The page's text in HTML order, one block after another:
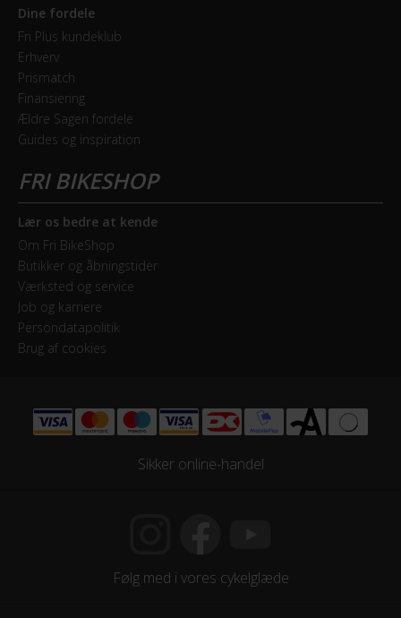
Dine fordele
Fri Plus kundeklub
Erhverv
Prismatch
Finansiering
Ældre Sagen fordele
Guides og inspiration
Lær os bedre at kende
Om Fri BikeShop
Butikker og åbningstider
Værksted og service
Job og karriere
Persondatapolitik
Brug af cookies
Sikker online-handel
Følg med i vores cykelglæde